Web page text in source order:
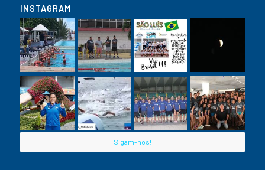
INSTAGRAM
Sigam-nos!